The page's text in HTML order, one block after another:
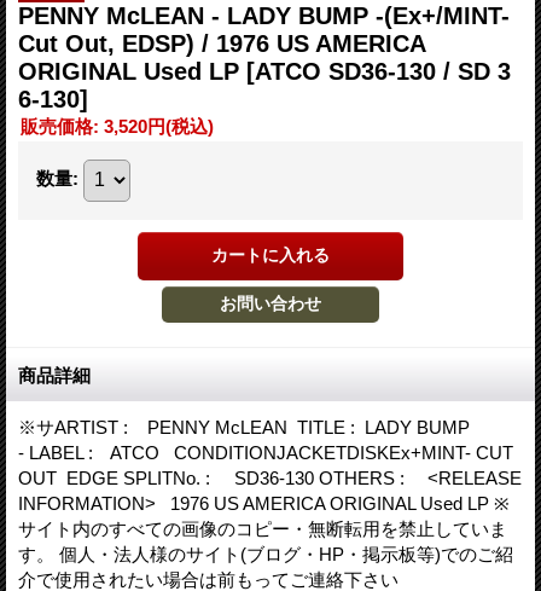
PENNY McLEAN - LADY BUMP -(Ex+/MINT-
Cut Out, EDSP) / 1976 US AMERICA
ORIGINAL Used LP [ATCO SD36-130 / SD 3
6-130]
販売価格: 3,520円(税込)
数量:
商品詳細
※サARTIST : PENNY McLEAN TITLE : LADY BUMP
- LABEL : ATCO CONDITIONJACKETDISKEx+MINT- CUT
OUT EDGE SPLITNo. : SD36-130 OTHERS : <RELEASE
INFORMATION> 1976 US AMERICA ORIGINAL Used LP ※
サイト内のすべての画像のコピー・無断転用を禁止していま
す。 個人・法人様のサイト(ブログ・HP・掲示板等)でのご紹
介で使用されたい場合は前もってご連絡下さい